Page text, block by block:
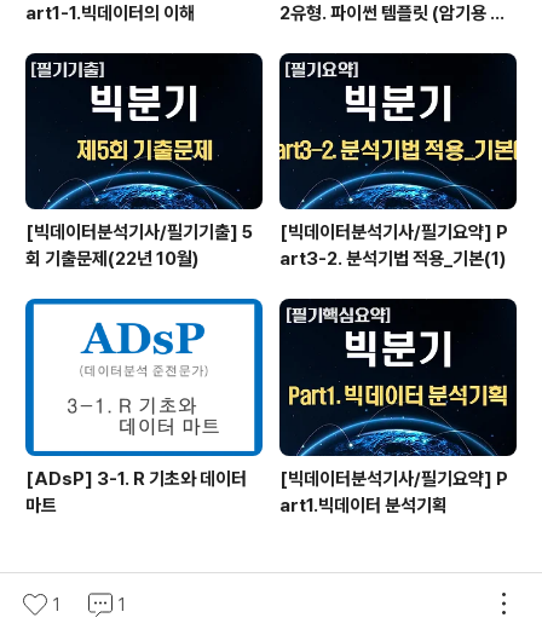
art1-1.빅데이터의 이해
2유형. 파이썬 템플릿 (암기용 요
[빅데이터분석기사/필기기출] 5
회 기출문제(22년 10월)
[빅데이터분석기사/필기요약] P
art3-2. 분석기법 적용_기본(1)
[ADsP] 3-1. R 기초와 데이터
마트
[빅데이터분석기사/필기요약] P
art1.빅데이터 분석기획
1 1